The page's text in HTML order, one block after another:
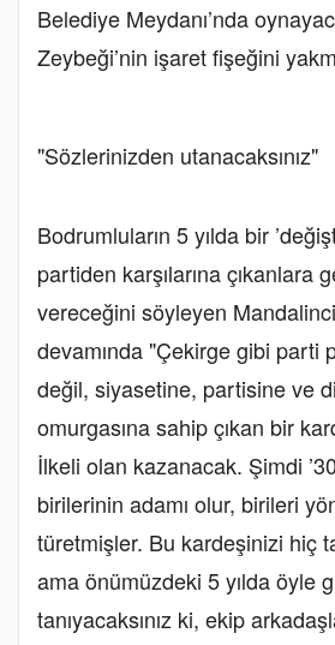
Belediye Meydanı’nda
Zeybeği’nin işaret fişeğini
"Sözlerinizden utanacaksınız"
Bodrumluların 5 yılda bir
partiden karşılarına çıkanlara
vereceğini söyleyen
devamında "Çekirge gibi parti
değil, siyasetine, partisine ve
omurgasına sahip çıkan bir
İlkeli olan kazanacak. Şimdi
birilerinin adamı olur, birileri
türetmişler. Bu kardeşinizi hiç
ama önümüzdeki 5 yılda öyle
tanıyacaksınız ki, ekip